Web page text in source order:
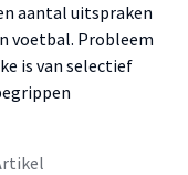
aantal uitspraken
voetbal. Probleem
is van selectief